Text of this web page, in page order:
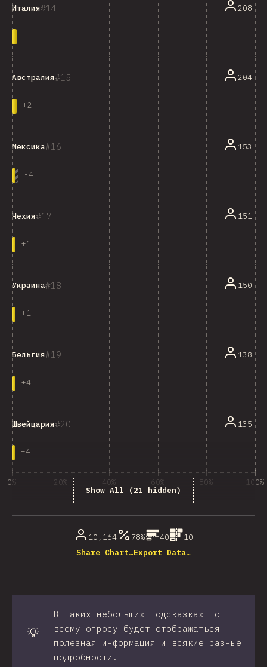
14
Италия 208
15
Австралия
+2
204
16
Мексика
-4
153
17
Чехия
+1
151
18
Украина
+1
150
19
Бельгия
+4
138
20
Швейцария
+4
135
Show All (21 hidden)
0% 20% 40% 60% 80% 100%
10,164 78% 40
10
Share Chart…Export Data…
💡
В таких небольших подсказках по
всему опросу будет отображаться
полезная информация и всякие разные
подробности.